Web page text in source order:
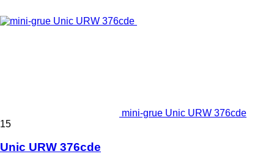
mini-grue Unic URW 376cde
15
Unic URW 376cde